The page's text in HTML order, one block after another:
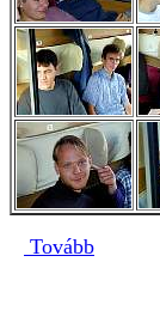
Tovább